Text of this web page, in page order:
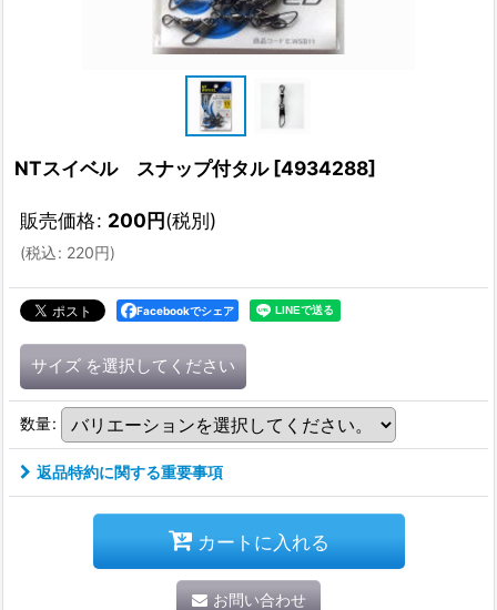
NTスイベル スナップ付タル [4934288]
販売価格: 200円(税別)
(税込: 220円)
Facebookでシェア
サイズ を選択してください
数量:
返品特約に関する重要事項
カートに入れる
お問い合わせ